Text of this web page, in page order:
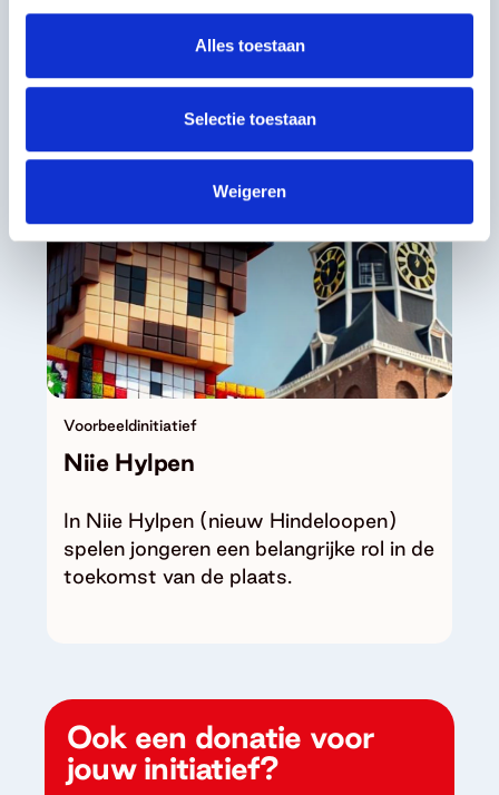
Alles toestaan
Selectie toestaan
Weigeren
dansers van 20Hertz Company.
Voorbeeldinitiatief
Niie Hylpen
In Niie Hylpen (nieuw Hindeloopen)
spelen jongeren een belangrijke rol in de
toekomst van de plaats.
Ook een donatie voor
jouw initiatief?